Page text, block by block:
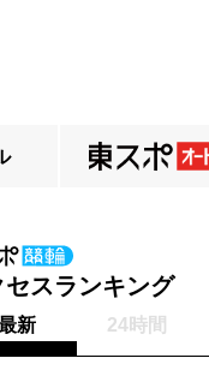
セスランキング
新 24時間